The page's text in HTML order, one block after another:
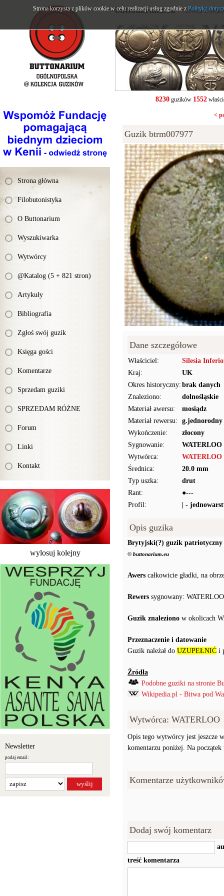
Strona główna
Filobutonistyka
O Buttonarium
Wyszukiwarka
Wytwórcy
@Katalog (5 + 821 stron)
Artykuły
Bibliografia
Zgłoś swój guzik
Księga gości
Komentarze
Sprzedam guziki
SPRZEDAM RÓŻNE
Forum
Linki
Kontakt
wylosuj kolejny
Newsletter
podaj email:
buttonarium.eu- Strona
8230guzików 1552
<
Guzik btrm007977
Dane szczegółowe
Właściciel:
Silesia
Kraj:
UK
Okres historyczny: brak danych
Znaleziono:
dolnośląskie
Materiał awersu:
mosiądz
Materiał rewersu:
g.jednorodny
Wykończenie:
złocony
Sygnowanie:
WATERLOO
Wytwórca:
WATERLOO
Średnica:
20.0 mm
Typ uszka:
drut
Rant:
●---
Profil:
| -
Opis guzika
Brytyjski(?) guzik patriotyczny
© buttonarium.eu
Awers całkowicie gładki, na
Rewers sygnowany:
Guzik znaleziono w okolicach
Przeznaczenie i datowanie
Guzik należał do UZUPEŁNIĆ i
Źródła
Podobne guziki na stronie
Wikipedia.pl - Bitwa pod
Wytwórca: WATERLOO
Opis tego wytwórcy jest jeszcze
komentarzu poniżej. Na
Komentarze
Dodaj swój komentarz
treść komentarza
Strona korzysta z plików cookie w celu realizacji usług zgodnie zPolityką